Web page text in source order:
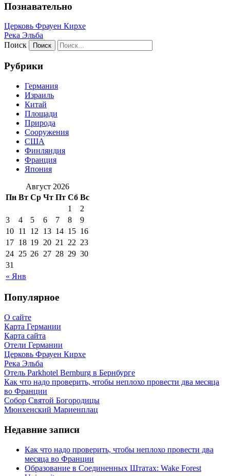
Познавательно
Церковь Фрауен Кирхе
Река Эльба
Поиск
Рубрики
Германия
Израиль
Китай
Площади
Природа
Сооружения
США
Финляндия
Франция
Япония
Август 2026
Пн Вт Ср Чт Пт Сб Вс
« Янв
1
2
3
4 5 6 7 8
9
10 11 12 13 14 15 16
17 18 19 20 21 22 23
24 25 26 27 28 29 30
31
Популярное
О сайте
Карта Германии
Карта сайта
Отели Германии
Церковь Фрауен Кирхе
Река Эльба
Отель Parkhotel Bernburg в Бернбурге
Как что надо проверить, чтобы неплохо провести два месяца
во Франции
Собор Святой Богородицы
Мюнхенский Мариенплац
Недавние записи
Как что надо проверить, чтобы неплохо провести два
месяца во Франции
Образование в Соединенных Штатах: Wake Forest